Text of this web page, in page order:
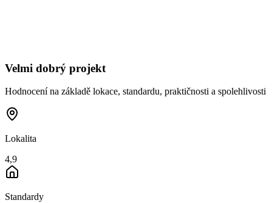
Velmi dobrý projekt
Hodnocení na základě lokace, standardu, praktičnosti a spolehlivosti
Lokalita
4,9
Standardy